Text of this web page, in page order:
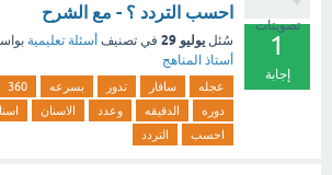
تصويتات
1
إجابة
احسب التردد ؟ - مع الشرح
سُئل يوليو 29 في تصنيف أسئلة تعليمية
أستاذ المناهج
عجله سافار تدور بسرعه
360
دوره
الدقيقه وعدد الاسنان
احسب
التردد